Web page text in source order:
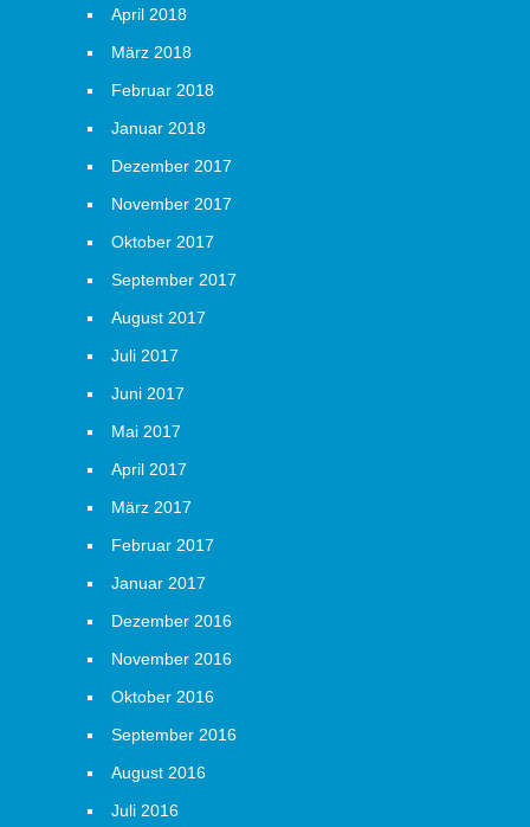
April 2018
März 2018
Februar 2018
Januar 2018
Dezember 2017
November 2017
Oktober 2017
September 2017
August 2017
Juli 2017
Juni 2017
Mai 2017
April 2017
März 2017
Februar 2017
Januar 2017
Dezember 2016
November 2016
Oktober 2016
September 2016
August 2016
Juli 2016